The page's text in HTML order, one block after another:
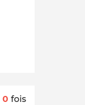
0 fois